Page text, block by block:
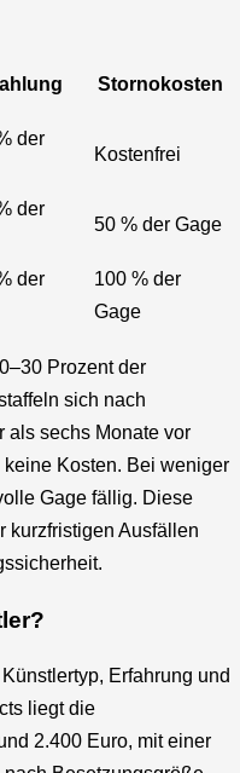
Stornokosten
der
Kostenfrei
der
50 % der Gage
der
100 % der
Gage
Prozent der
sich nach
als sechs Monate vor
Kosten. Bei weniger
Gage fällig. Diese
kurzfristigen Ausfällen
Erfahrung und
liegt die
2.400 Euro, mit einer